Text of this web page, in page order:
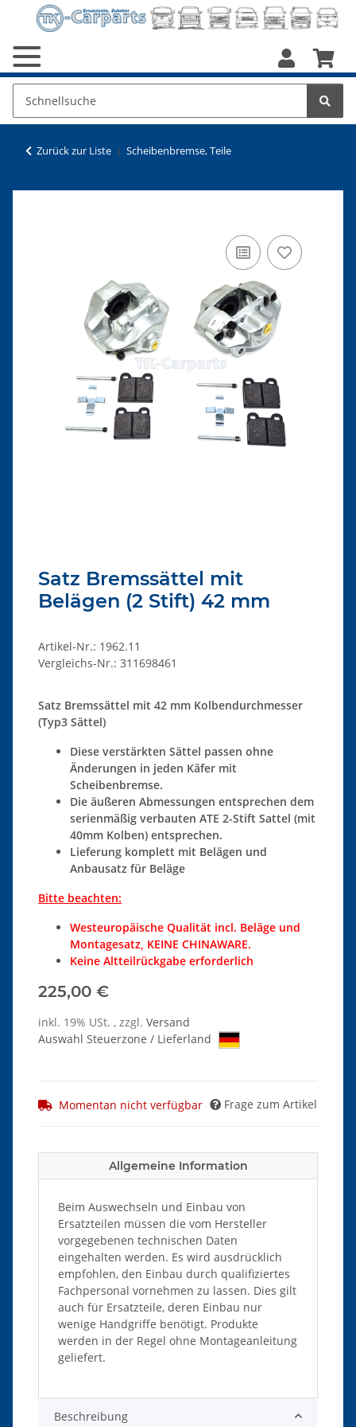
Zurück zur Liste Scheibenbremse, Teile
Satz Bremssättel mit
Belägen (2 Stift) 42 mm
Artikel-Nr.: 1962.11
Vergleichs-Nr.: 311698461
Satz Bremssättel mit 42 mm Kolbendurchmesser
(Typ3 Sättel)
Diese verstärkten Sättel passen ohne
Änderungen in jeden Käfer mit
Scheibenbremse.
Die äußeren Abmessungen entsprechen dem
serienmäßig verbauten ATE 2-Stift Sattel (mit
40mm Kolben) entsprechen.
Lieferung komplett mit Belägen und
Anbausatz für Beläge
Bitte beachten:
Westeuropäische Qualität incl. Beläge und
Montagesatz, KEINE CHINAWARE.
Keine Altteilrückgabe erforderlich
225,00 €
inkl. 19% USt. , zzgl. Versand
Auswahl Steuerzone / Lieferland
Momentan nicht verfügbar Frage zum Artikel
Allgemeine Information
Beim Auswechseln und Einbau von
Ersatzteilen müssen die vom Hersteller
vorgegebenen technischen Daten
eingehalten werden. Es wird ausdrücklich
empfohlen, den Einbau durch qualifiziertes
Fachpersonal vornehmen zu lassen. Dies gilt
auch für Ersatzteile, deren Einbau nur
wenige Handgriffe benötigt. Produkte
werden in der Regel ohne Montageanleitung
geliefert.
Beschreibung